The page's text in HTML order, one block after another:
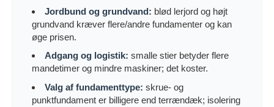
Jordbund og grundvand: blød lerjord og højt
grundvand kræver flere/andre fundamenter og kan
øge prisen.
Adgang og logistik: smalle stier betyder flere
mandetimer og mindre maskiner; det koster.
Valg af fundamenttype: skrue- og
punktfundament er billigere end terrændæk; isolering